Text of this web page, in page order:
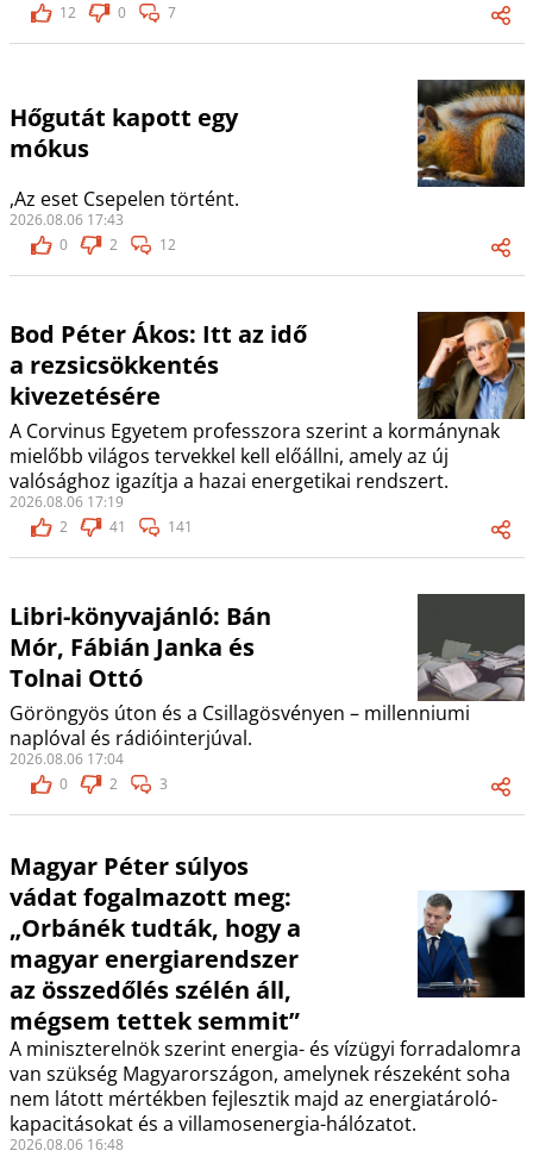
12
0 7
Hőgutát kapott egy
mókus
,Az eset Csepelen történt.
2026.08.06 17:43
0
2 12
Bod Péter Ákos: Itt az idő
a rezsicsökkentés
kivezetésére
A Corvinus Egyetem professzora szerint a kormánynak
mielőbb világos tervekkel kell előállni, amely az új
valósághoz igazítja a hazai energetikai rendszert.
2026.08.06 17:19
2
41 141
Libri-könyvajánló: Bán
Mór, Fábián Janka és
Tolnai Ottó
Göröngyös úton és a Csillagösvényen – millenniumi
naplóval és rádióinterjúval.
2026.08.06 17:04
0
2 3
Magyar Péter súlyos
vádat fogalmazott meg:
„Orbánék tudták, hogy a
magyar energiarendszer
az összedőlés szélén áll,
mégsem tettek semmit”
A miniszterelnök szerint energia- és vízügyi forradalomra
van szükség Magyarországon, amelynek részeként soha
nem látott mértékben fejlesztik majd az energiatároló-
kapacitásokat és a villamosenergia-hálózatot.
2026.08.06 16:48